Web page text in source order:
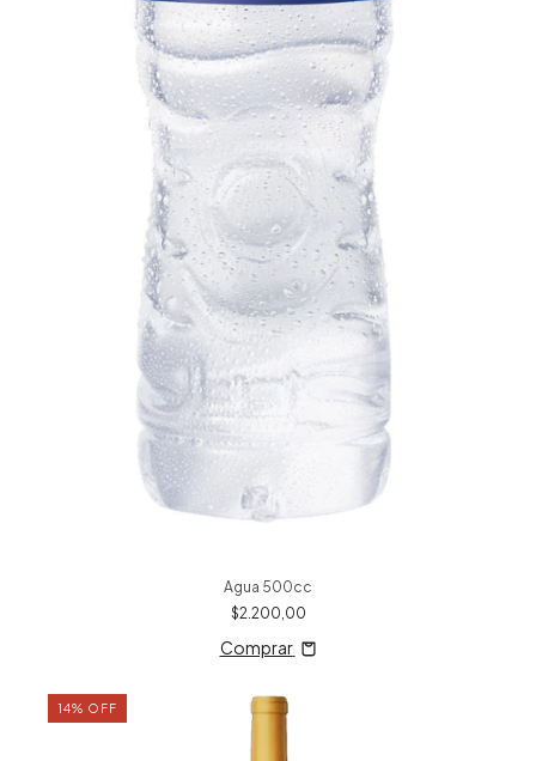
Agua 500cc
$2.200,00
Comprar
14% OFF